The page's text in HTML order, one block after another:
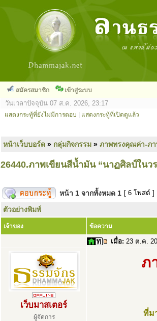
สมัครสมาชิก เข้าสู่ระบบ
วันเวลาปัจจุบัน 07 ส.ค. 2026, 23:17
แสดงกระทู้ที่ยังไม่มีการตอบ แสดงกระทู้ที่เปิดดูแล้ว
หน้าเว็บบอร์ด » กลุ่มกิจกรรม » ภาพทรงคุณค่า-ภา
26440.ภาพเขียนสีน้ำมัน “นาฏศิลป์ในว
หน้า 1 จากทั้งหมด 1 [ 6 โพสต์ ]
ตัวอย่างพิมพ์
เจ้าของ ข้อความ
เมื่อ: 23 ต.ค.
เว็บมาสเตอร์
ผู้จัดการ
ภ
ที่ม